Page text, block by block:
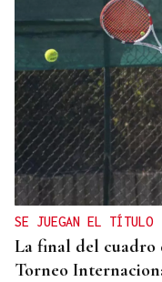
SE JUEGAN EL TÍTULO
La final del cuadro
Torneo